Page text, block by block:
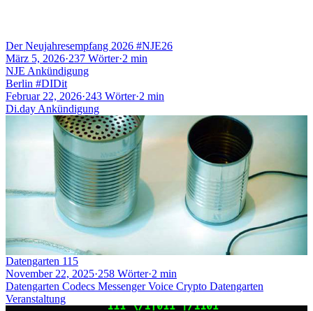
Der Neujahresempfang 2026 #NJE26
März 5, 2026·237 Wörter·2 min
NJE Ankündigung
Berlin #DIDit
Februar 22, 2026·243 Wörter·2 min
Di.day Ankündigung
Datengarten 115
November 22, 2025·258 Wörter·2 min
Datengarten Codecs MessengerVoice Crypto Datengarten
Veranstaltung